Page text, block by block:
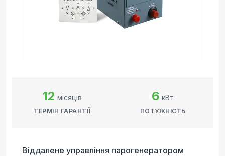
12 місяців
ТЕРМІН ГАРАНТІЇ
6 кВт
ПОТУЖНІСТЬ
Віддалене управління парогенератором